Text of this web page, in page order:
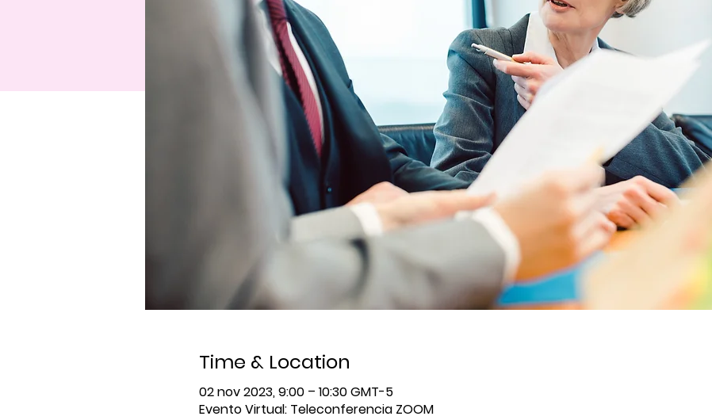
Time & Location
02 nov 2023, 9:00 – 10:30 GMT-5
Evento Virtual: Teleconferencia ZOOM